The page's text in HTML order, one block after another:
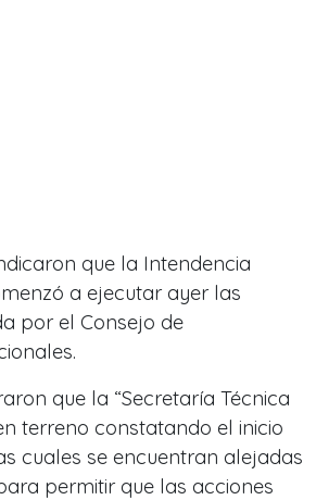
que la Intendencia
a ejecutar ayer las
por el Consejo de
que la “Secretaría Técnica
terreno constatando el inicio
cuales se encuentran alejadas
permitir que las acciones